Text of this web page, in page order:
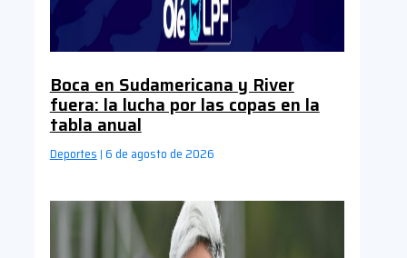
Boca en Sudamericana y River
fuera: la lucha por las copas en la
tabla anual
Deportes | 6 de agosto de 2026